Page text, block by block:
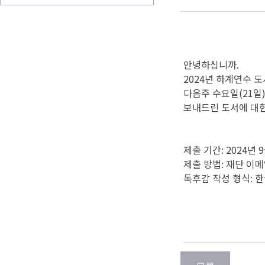
안녕하십니까.
2024년 하계연수
다음주 수요일(21
보내드린 도서에 대
제출 기간: 2024년
제출 방법: 재단 이
독후감 작성 형식: